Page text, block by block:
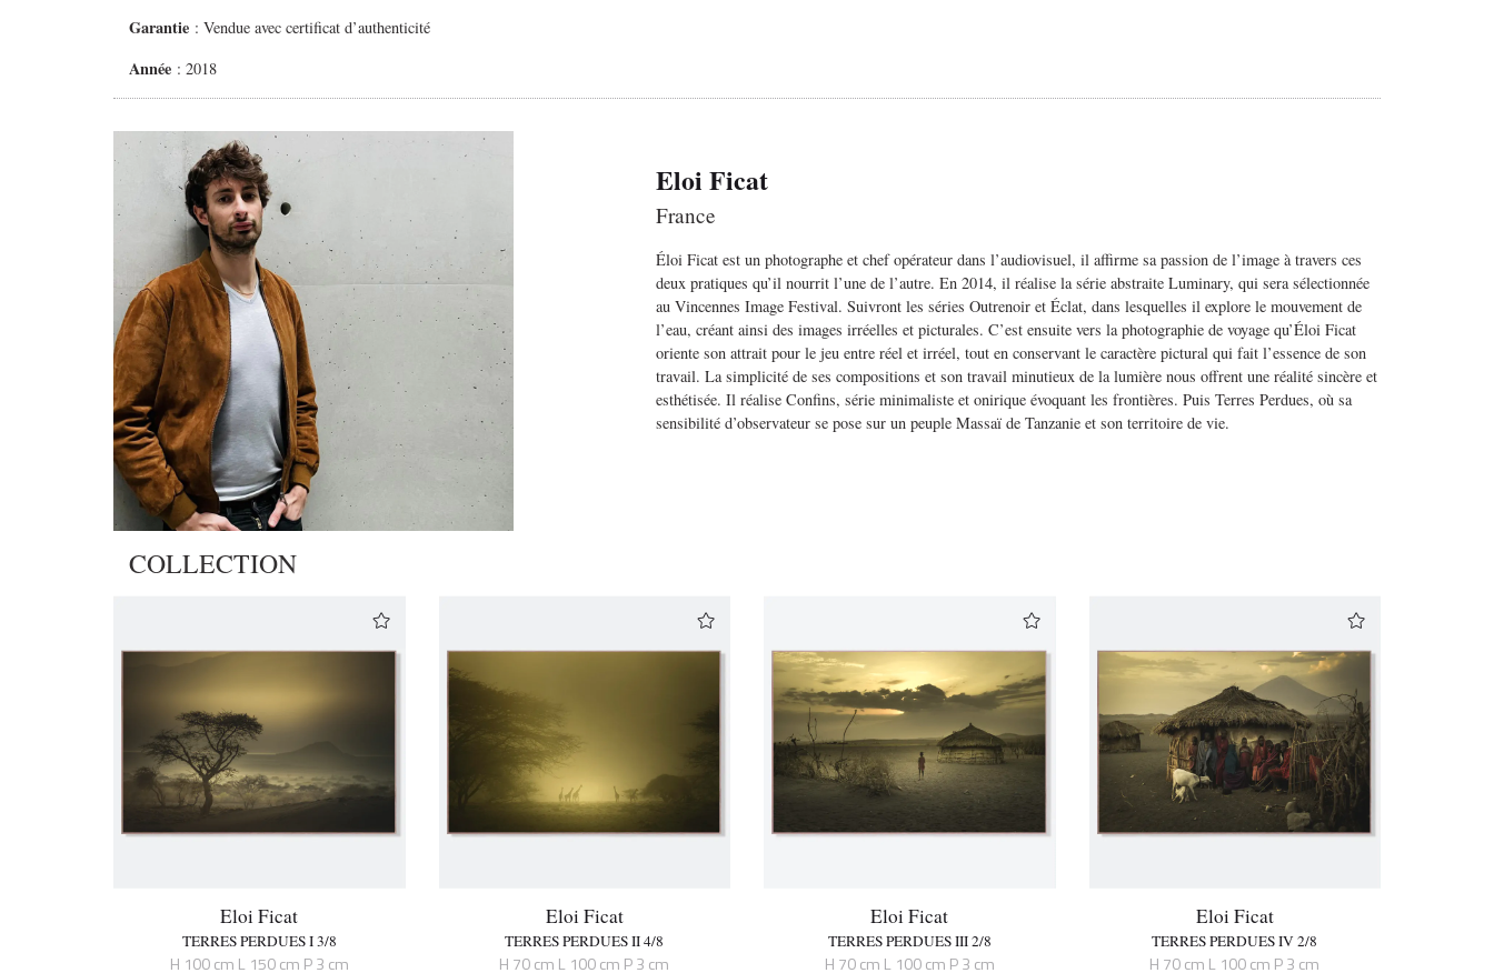
Garantie : Vendue avec certificat d’authenticité
Année : 2018
Eloi Ficat
France
Éloi Ficat est un photographe et chef opérateur dans l’audiovisuel, il affirme sa passion de l’image à travers ces
deux pratiques qu’il nourrit l’une de l’autre. En 2014, il réalise la série abstraite Luminary, qui sera sélectionnée
au Vincennes Image Festival. Suivront les séries Outrenoir et Éclat, dans lesquelles il explore le mouvement de
l’eau, créant ainsi des images irréelles et picturales. C’est ensuite vers la photographie de voyage qu’Éloi Ficat
oriente son attrait pour le jeu entre réel et irréel, tout en conservant le caractère pictural qui fait l’essence de son
travail. La simplicité de ses compositions et son travail minutieux de la lumière nous offrent une réalité sincère et
esthétisée. Il réalise Confins, série minimaliste et onirique évoquant les frontières. Puis Terres Perdues, où sa
sensibilité d’observateur se pose sur un peuple Massaï de Tanzanie et son territoire de vie.
COLLECTION
Eloi Ficat
TERRES PERDUES I 3/8
H 100 cm L 150 cm P 3 cm
Eloi Ficat
TERRES PERDUES II 4/8
H 70 cm L 100 cm P 3 cm
Eloi Ficat
TERRES PERDUES III 2/8
H 70 cm L 100 cm P 3 cm
Eloi Ficat
TERRES PERDUES IV 2/8
H 70 cm L 100 cm P 3 cm